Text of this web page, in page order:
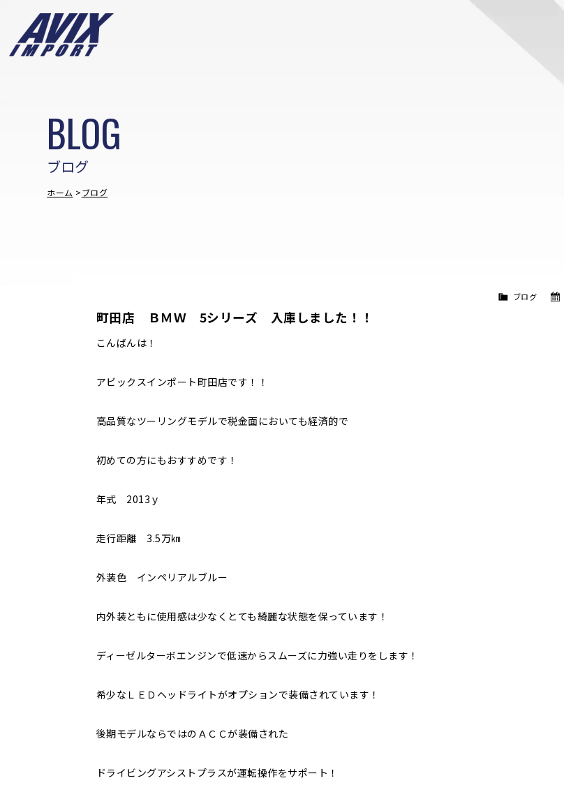
ブログ
BLOG
ホーム ブログ
ブログ
町田店 ＢＭＷ 5シリーズ 入庫しました！！
こんばんは！
アビックスインポート町田店です！！
高品質なツーリングモデルで税金面においても経済的で
初めての方にもおすすめです！
年式 2013ｙ
走行距離 3.5万㎞
外装色 インペリアルブルー
内外装ともに使用感は少なくとても綺麗な状態を保っています！
ディーゼルターボエンジンで低速からスムーズに力強い走りをします！
希少なＬＥＤヘッドライトがオプションで装備されています！
後期モデルならではのＡＣＣが装備された
ドライビングアシストプラスが運転操作をサポート！